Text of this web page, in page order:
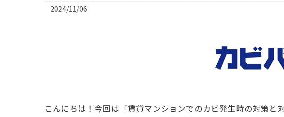
2024/11/06
こんにちは！今回は「賃貸マンションでのカビ発生時の対策